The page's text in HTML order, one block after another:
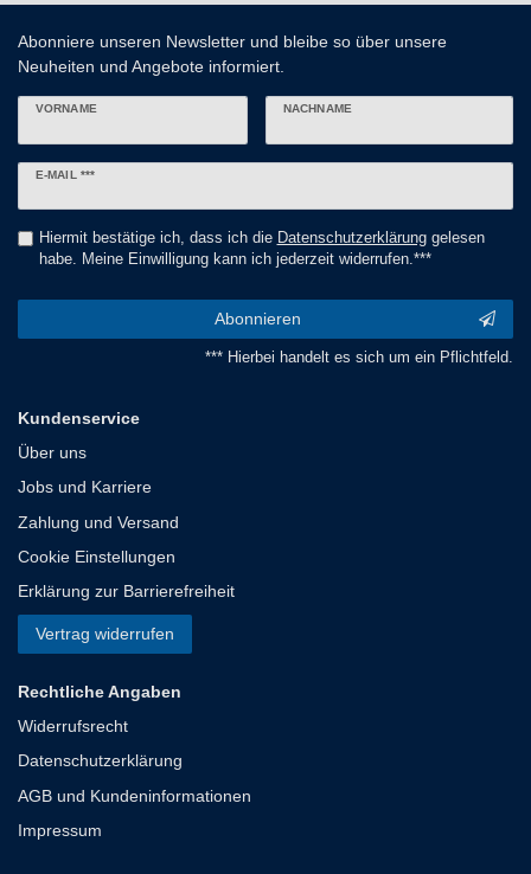
Abonniere unseren Newsletter und bleibe so über unsere
Neuheiten und Angebote informiert.
VORNAME NACHNAME
E-MAIL ***
Newsletter
Hiermit bestätige ich, dass ich die Daten­schutz­erklärunggelesen
habe. Meine Einwilligung kann ich jederzeit widerrufen.***
Abonnieren
*** Hierbei handelt es sich um ein Pflichtfeld.
Kundenservice
Über uns
Jobs und Karriere
Zahlung und Versand
Cookie Einstellungen
Erklärung zur Barrierefreiheit
Vertrag widerrufen
Rechtliche Angaben
Widerrufsrecht
Datenschutzerklärung
AGB und Kundeninformationen
Impressum